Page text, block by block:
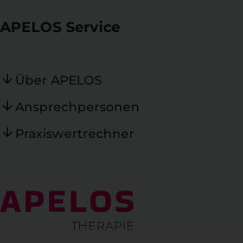
APELOS Service
Über APELOS
Ansprechpersonen
Praxiswertrechner